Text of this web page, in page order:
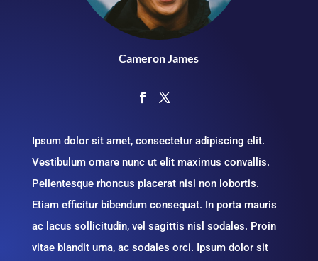
Cameron James
Ipsum dolor sit amet, consectetur adipiscing elit.
Vestibulum ornare nunc ut elit maximus convallis.
Pellentesque rhoncus placerat nisi non lobortis.
Etiam efficitur bibendum consequat. In porta mauris
ac lacus sollicitudin, vel sagittis nisl sodales. Proin
vitae blandit urna, ac sodales orci. Ipsum dolor sit